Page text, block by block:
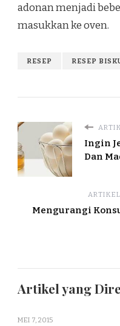
adonan menjadi
masukkan ke oven.
RESEP RESEP
Ingin
Dan
Mengurangi
Artikel yang
MEI 7, 2015